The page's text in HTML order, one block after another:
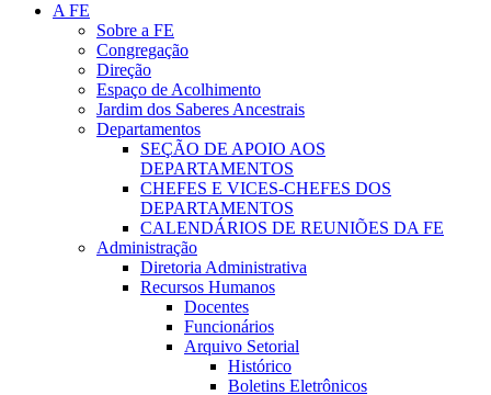
A FE
Sobre a FE
Congregação
Direção
Espaço de Acolhimento
Jardim dos Saberes Ancestrais
Departamentos
SEÇÃO DE APOIO AOS
DEPARTAMENTOS
CHEFES E VICES-CHEFES DOS
DEPARTAMENTOS
CALENDÁRIOS DE REUNIÕES DA FE
Administração
Diretoria Administrativa
Recursos Humanos
Docentes
Funcionários
Arquivo Setorial
Histórico
Boletins Eletrônicos